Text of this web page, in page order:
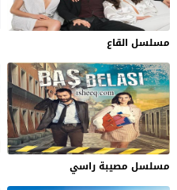
مسلسل القاع
مسلسل مصيبة راسي